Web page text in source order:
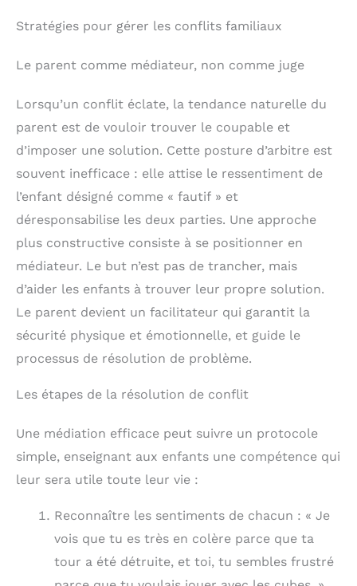
Stratégies pour gérer les conflits familiaux
Le parent comme médiateur, non comme juge
Lorsqu’un conflit éclate, la tendance naturelle du
parent est de vouloir trouver le coupable et
d’imposer une solution. Cette posture d’arbitre est
souvent inefficace : elle attise le ressentiment de
l’enfant désigné comme « fautif » et
déresponsabilise les deux parties. Une approche
plus constructive consiste à se positionner en
médiateur. Le but n’est pas de trancher, mais
d’aider les enfants à trouver leur propre solution.
Le parent devient un facilitateur qui garantit la
sécurité physique et émotionnelle, et guide le
processus de résolution de problème.
Les étapes de la résolution de conflit
Une médiation efficace peut suivre un protocole
simple, enseignant aux enfants une compétence qui
leur sera utile toute leur vie :
Reconnaître les sentiments de chacun : « Je
vois que tu es très en colère parce que ta
tour a été détruite, et toi, tu sembles frustré